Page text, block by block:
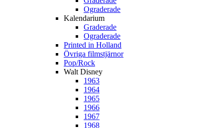
Ograderade
Kalendarium
Graderade
Ograderade
Printed in Holland
Övriga filmstjärnor
Pop/Rock
Walt Disney
1963
1964
1965
1966
1967
1968